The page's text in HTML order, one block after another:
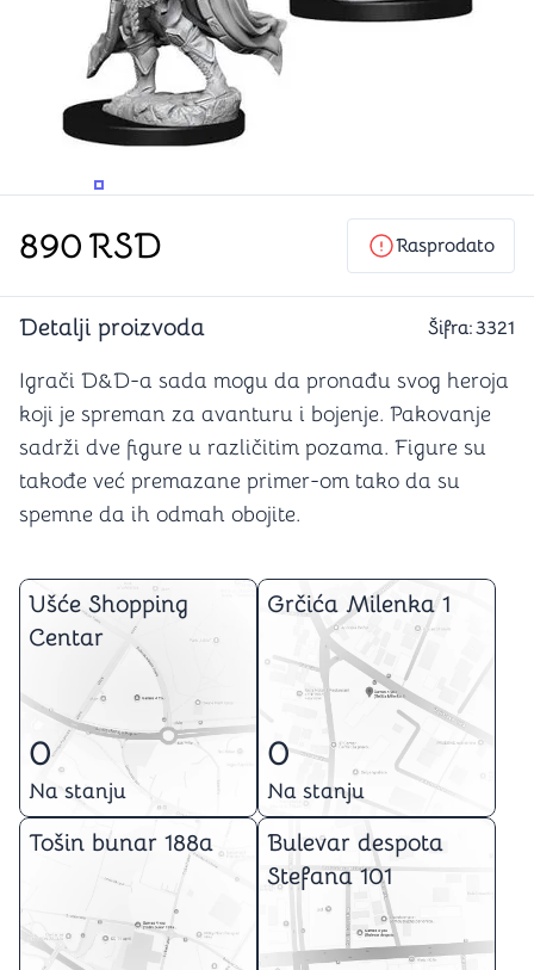
PROMENITE UGAO GLEDANJAPROMENITE UGAO GLEDANJA
890RSD Rasprodato
Detalji proizvoda Šifra:3321
Igrači D&D-a sada mogu da pronađu svog heroja
koji je spreman za avanturu i bojenje. Pakovanje
sadrži dve figure u različitim pozama. Figure su
takođe već premazane primer-om tako da su
spemne da ih odmah obojite.
Ušće Shopping
Centar
0
Na stanju
Grčića Milenka 1
0
Na stanju
Tošin bunar 188a
Bulevar despota
Stefana 101